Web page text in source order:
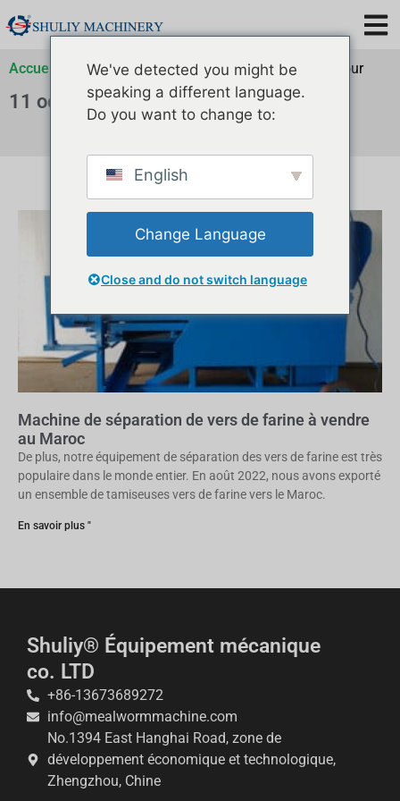
Accueil Archives pour»Archives pour» Archives pour
11 octobre 2022
Machine de séparation de vers de farine à vendre
au Maroc
De plus, notre équipement de séparation des vers de farine est très
populaire dans le monde entier. En août 2022, nous avons exporté
un ensemble de tamiseuses vers de farine vers le Maroc.
En savoir plus "
Shuliy® Équipement mécanique
co. LTD
+86-13673689272
info@mealwormmachine.com
No.1394 East Hanghai Road, zone de
développement économique et technologique,
Zhengzhou, Chine
We've detected you might be
speaking a different language.
Do you want to change to:
English
Change Language
Close and do not switch language